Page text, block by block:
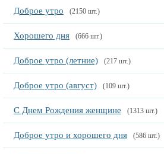
Доброе утро (2150 шт.)
Хорошего дня (666 шт.)
Доброе утро (летние) (217 шт.)
Доброе утро (август) (109 шт.)
С Днем Рождения женщине (1313 шт.)
Доброе утро и хорошего дня (586 шт.)